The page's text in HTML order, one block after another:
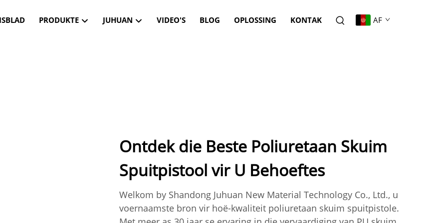
PRODUKTE JUHUAN VIDEO'S BLOG OPLOSSING KONTAK AF
Ontdek die Beste Poliuretaan Skuim
Spuitpistool vir U Behoeftes
Welkom by Shandong Juhuan New Material Technology Co., Ltd., u
voernaamste bron vir hoë-kwaliteit poliuretaan skuim spuitpistole.